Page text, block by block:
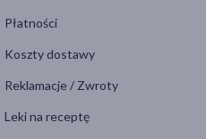
Płatności
Koszty dostawy
Reklamacje / Zwroty
Leki na receptę